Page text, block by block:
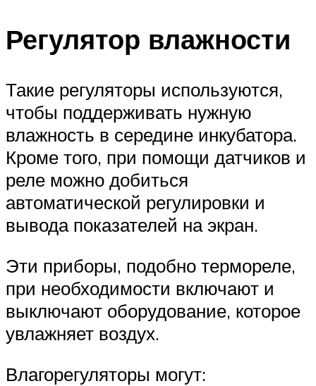
Регулятор влажности
Такие регуляторы используются,
чтобы поддерживать нужную
влажность в середине инкубатора.
Кроме того, при помощи датчиков и
реле можно добиться
автоматической регулировки и
вывода показателей на экран.
Эти приборы, подобно термореле,
при необходимости включают и
выключают оборудование, которое
увлажняет воздух.
Влагорегуляторы могут: